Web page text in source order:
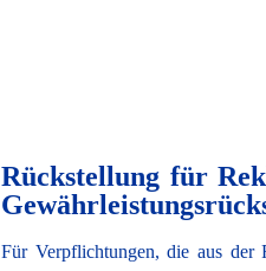
Rückstellung für
Für Verpflichtungen, die aus der